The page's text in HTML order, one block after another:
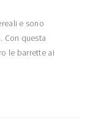
e sono
Con questa
le barrette ai